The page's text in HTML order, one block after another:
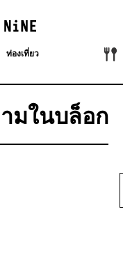
ท่องเที่ยว
มในบล็อก